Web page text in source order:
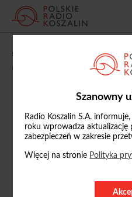
Szanowny
Radio Koszalin S.A.
roku wprowadza
zabezpieczeń w zakresie
Więcej na stronie Polityka
„Po prostu ogród” -
06/08/2025, 09:44
Renata